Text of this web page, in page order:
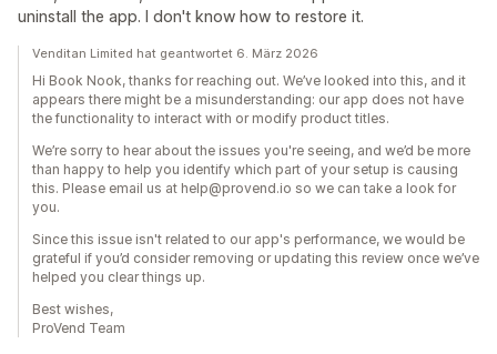
uninstall the app. I don't know how to restore it.
Venditan Limited hat geantwortet 6. März 2026
Hi Book Nook, thanks for reaching out. We’ve looked into this, and it
appears there might be a misunderstanding: our app does not have
the functionality to interact with or modify product titles.
We’re sorry to hear about the issues you're seeing, and we’d be more
than happy to help you identify which part of your setup is causing
this. Please email us at help@provend.io so we can take a look for
you.
Since this issue isn't related to our app's performance, we would be
grateful if you’d consider removing or updating this review once we’ve
helped you clear things up.
Best wishes,
ProVend Team